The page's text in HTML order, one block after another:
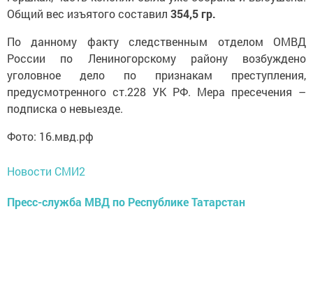
Общий вес изъятого составил 354,5 гр.
По данному факту следственным отделом ОМВД
России по Лениногорскому району возбуждено
уголовное дело по признакам преступления,
предусмотренного ст.228 УК РФ. Мера пресечения –
подписка о невыезде.
Фото: 16.мвд.рф
Новости СМИ2
Пресс-служба МВД по Республике Татарстан